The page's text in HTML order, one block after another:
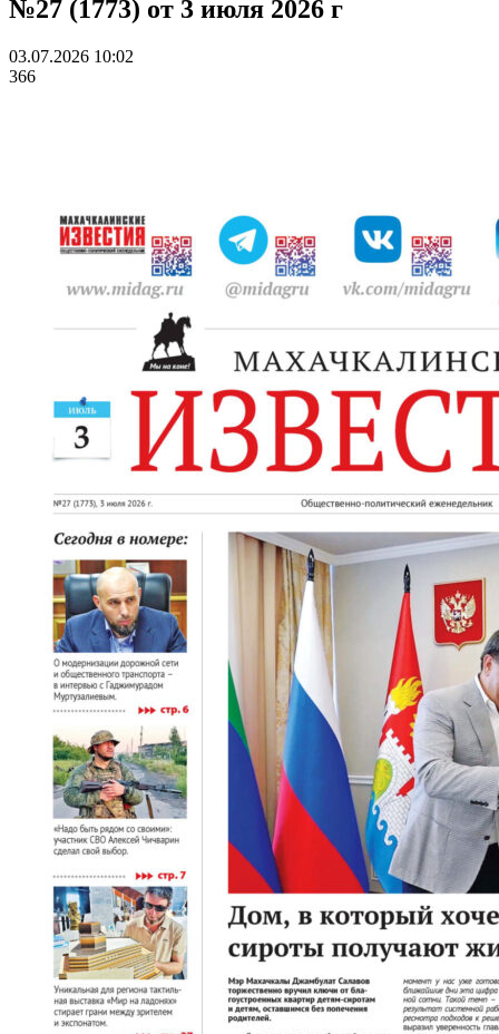
№27 (1773) от 3 июля 2026 г
03.07.2026 10:02
366